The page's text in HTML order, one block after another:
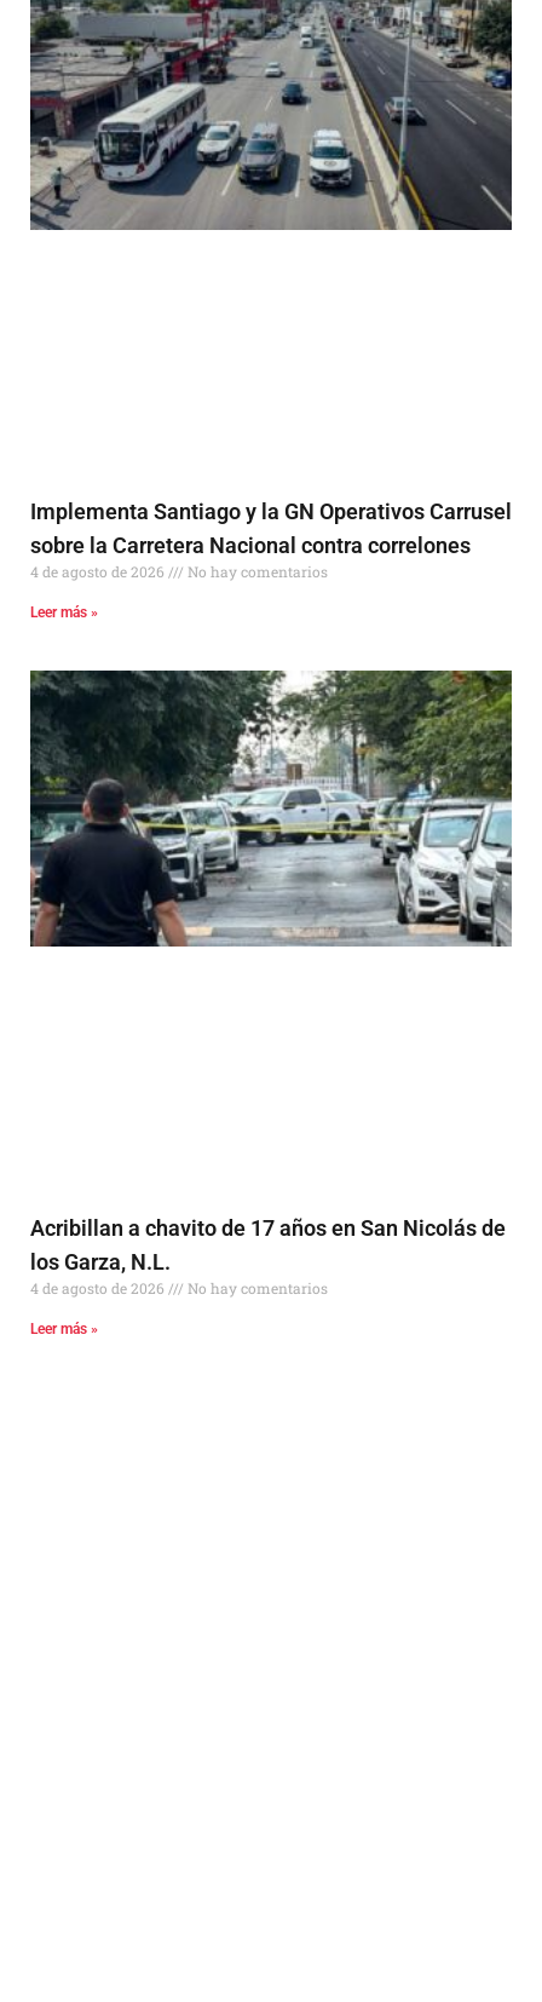
Implementa Santiago y la GN Operativos Carrusel
sobre la Carretera Nacional contra correlones
4 de agosto de 2026 No hay comentarios
Leer más »
Acribillan a chavito de 17 años en San Nicolás de
los Garza, N.L.
4 de agosto de 2026 No hay comentarios
Leer más »